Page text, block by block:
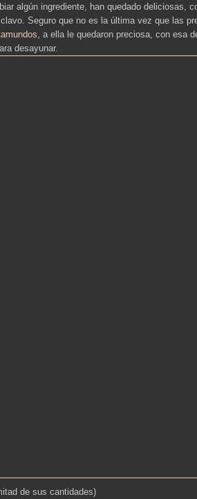
algún ingrediente, han quedado deliciosas,
Seguro que no es la última vez que las
, a ella le quedaron preciosa, con esa
desayunar.
de sus cantidades)